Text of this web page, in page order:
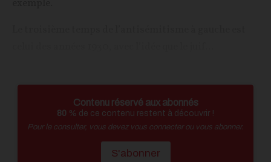
Contenu réservé aux abonnés
80 % de ce contenu restent à découvrir !
Pour le consulter, vous devez vous connecter ou vous abonner.
S'abonner